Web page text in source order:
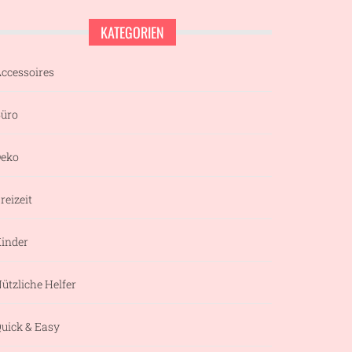
KATEGORIEN
Helfer
& Easy